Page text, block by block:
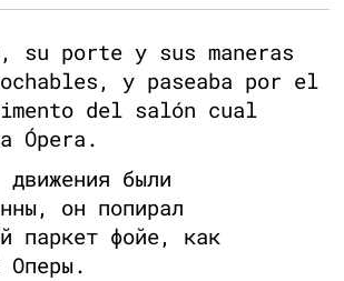
su porte y sus maneras
y paseaba por el
del salón cual
Ópera.
были
он попирал
паркет фойе, как
Оперы.